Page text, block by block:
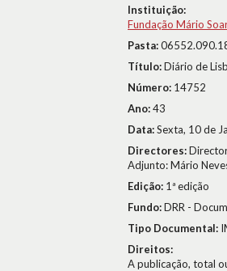
Instituição:
Fundação Mário
Pasta:
Título:Diário de
Número: 14752
Ano:43
Data:Sexta, 10 de
Directores:
Adjunto: Mário
Edição: 1ª edição
Fundo:DRR -
Tipo Documental:
Direitos:
A publicação, total